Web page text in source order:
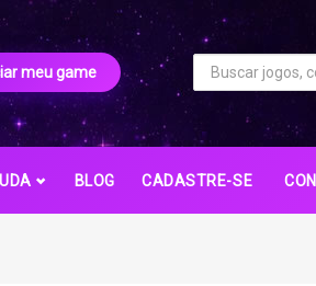
meu game
BLOG CADASTRE-SE